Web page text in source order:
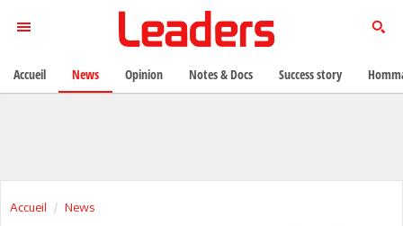
Accueil News
Accueil News Opinion Notes & Docs Success story